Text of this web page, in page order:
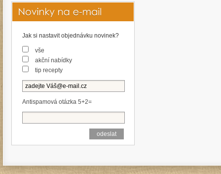
Jak si nastavit objednávku novinek?
vše
akční nabídky
tip recepty
Antispamová otázka 5+2=